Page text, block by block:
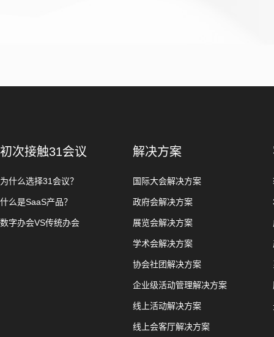
初次接触31会议
为什么选择31会议？
什么是SaaS产品？
数字办会VS传统办会
解决方案
国际大会解决方案
政府会解决方案
展览会解决方案
学术会解决方案
协会社团解决方案
企业级活动管理解决方案
线上活动解决方案
线上会客厅解决方案